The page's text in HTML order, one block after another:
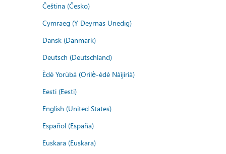
Čeština (Česko)
Cymraeg (Y Deyrnas Unedig)
Dansk (Danmark)
Deutsch (Deutschland)
Èdè Yorùbá (Orilẹ̀-èdè Nàìjíríà)
Eesti (Eesti)
English (United States)
Español (España)
Euskara (Euskara)